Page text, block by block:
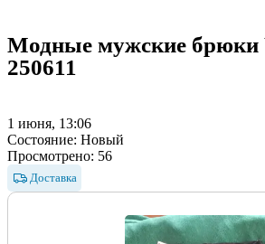
Модные мужские брюки
250611
1 июня, 13:06
Состояние: Новый
Просмотрено: 56
Доставка